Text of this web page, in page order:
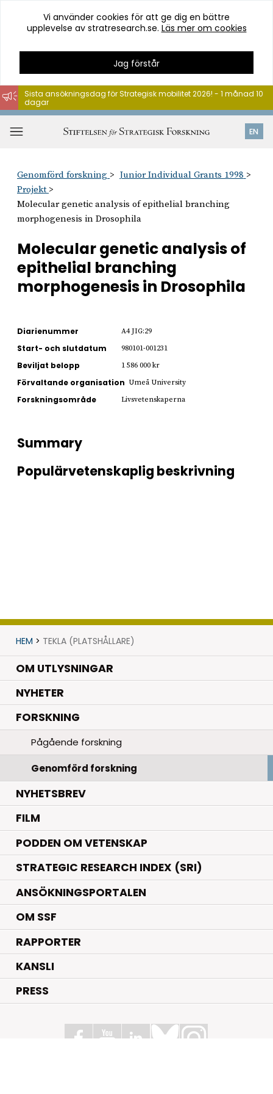
Hoppa
till
innehåll
Vi använder cookies för att ge dig en bättre
upplevelse av stratresearch.se. Läs mer om cookies
Jag förstår
EN
Sista ansökningsdag för Strategisk mobilitet 2026! - 1 månad 10
dagar
Genomförd forskning
Junior Individual Grants 1998
Projekt
Molecular genetic analysis of epithelial branching
morphogenesis in Drosophila
Molecular genetic analysis of
epithelial branching
morphogenesis in Drosophila
Diarienummer A4 JIG:29
Start- och slutdatum 980101-001231
Beviljat belopp 1 586 000 kr
Förvaltande organisation Umeå University
Forskningsområde Livsvetenskaperna
Summary
Populärvetenskaplig beskrivning
HEM > TEKLA (PLATSHÅLLARE)
OM UTLYSNINGAR
NYHETER.
FORSKNING.
Pågående forskning
Genomförd forskning
NYHETSBREV
FILM
PODDEN OM VETENSKAP
STRATEGIC RESEARCH INDEX (SRI)
ANSÖKNINGSPORTALEN
OM SSF
RAPPORTER
KANSLI
PRESS